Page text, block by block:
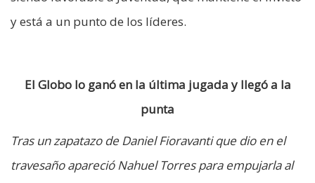
y está a un punto de los líderes.
El Globo lo ganó en la última jugada y llegó a la
punta
Tras un zapatazo de Daniel Fioravanti que dio en el
travesaño apareció Nahuel Torres para empujarla al